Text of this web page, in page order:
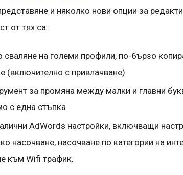
и няколко нови опции за
от тях са:
на големи профили, по-бързо
(включително с привлачване)
за промяна между малки и главни
с една стъпка
AdWords настройки, включващи
насочване, насочване по категории на
към Wifi трафик.